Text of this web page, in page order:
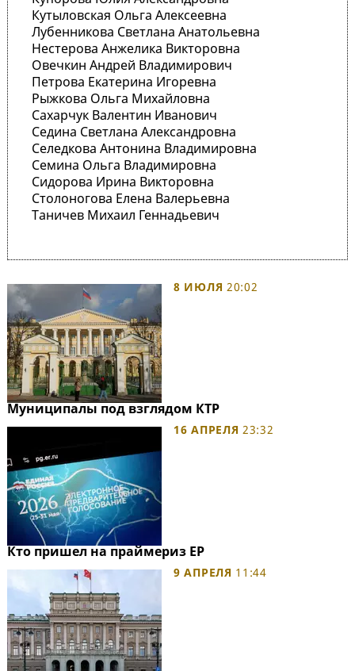
Кутыловская Ольга Алексеевна
Лубенникова Светлана Анатольевна
Нестерова Анжелика Викторовна
Овечкин Андрей Владимирович
Петрова Екатерина Игоревна
Рыжкова Ольга Михайловна
Сахарчук Валентин Иванович
Седина Светлана Александровна
Селедкова Антонина Владимировна
Семина Ольга Владимировна
Сидорова Ирина Викторовна
Столоногова Елена Валерьевна
Таничев Михаил Геннадьевич
8 ИЮЛЯ 20:02
Муниципалы под взглядом КТР
16 АПРЕЛЯ 23:32
Кто пришел на праймериз ЕР
9 АПРЕЛЯ 11:44